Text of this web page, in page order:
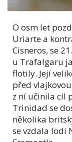
O osm let
Uriarte a
Cisneros, se
u Trafalgaru
flotily. Její
před
z ní učinila cíl
Trinidad se
několika
se vzdala lodi